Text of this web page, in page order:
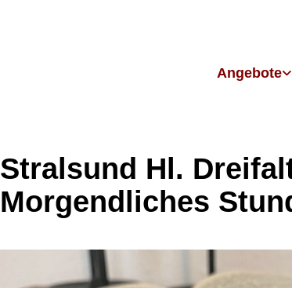
Angebote
Stralsund Hl.
Morgendliches